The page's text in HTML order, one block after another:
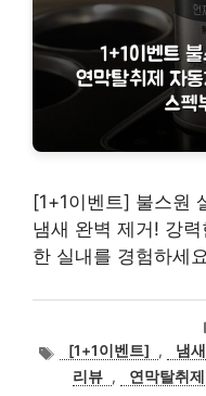
[1+1이벤트] 불스원
냄새 완벽 제거! 강
한 실내를 경험하세
태[1+1이벤트] , 냄
리뷰 , 연막탈취제